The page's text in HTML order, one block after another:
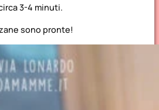
3-4 minuti.
sono pronte!